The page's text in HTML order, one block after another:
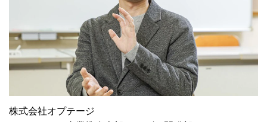
株式会社オプテージ